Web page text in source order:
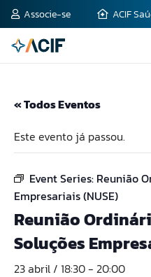
Associe-se ACIF
« Todos Eventos
Este evento já passou.
Event Series: Reunião
Empresariais (NUSE)
Reunião
Soluções
23 abril / 18:30- 20:00